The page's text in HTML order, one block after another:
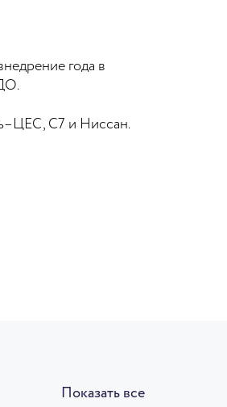
года в
С7 и Ниссан.
Показать все